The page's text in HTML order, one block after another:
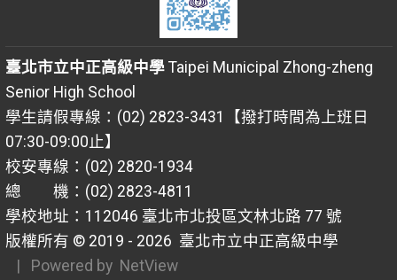
臺北市立中正高級中學Taipei Municipal Zhong-zheng
Senior High School
學生請假專線：(02) 2823-3431【撥打時間為上班日
07:30-09:00止】
校安專線：(02) 2820-1934
總 機：(02) 2823-4811
學校地址：112046 臺北市北投區文林北路 77 號
版權所有 © 2019 - 2026 臺北市立中正高級中學
| Powered by NetView